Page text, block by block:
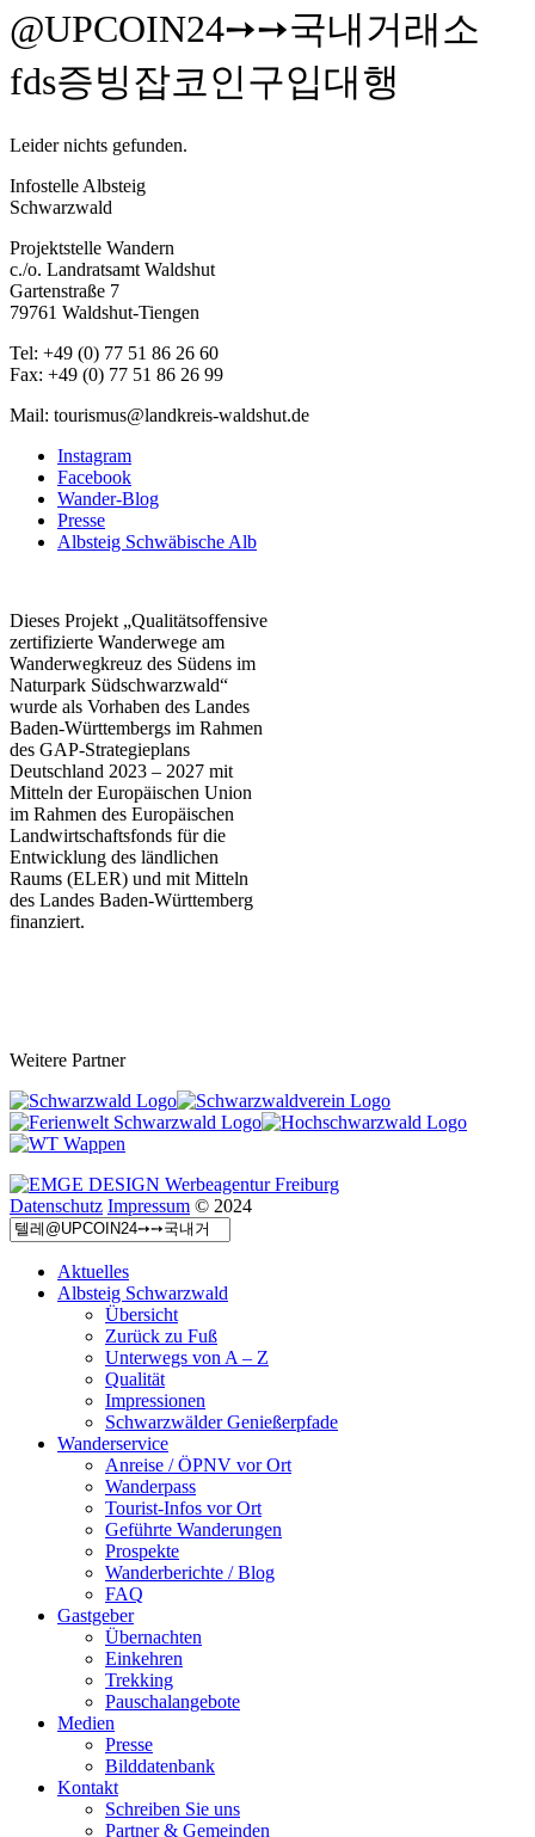
@UPCOIN24➙➙국내거래소
fds증빙잡코인구입대행
Leider nichts gefunden.
Infostelle Albsteig
Schwarzwald
Projektstelle Wandern
c./o. Landratsamt Waldshut
Gartenstraße 7
79761 Waldshut-Tiengen
Tel: +49 (0) 77 51 86 26 60
Fax: +49 (0) 77 51 86 26 99
Mail: tourismus@landkreis-waldshut.de
Instagram
Facebook
Wander-Blog
Presse
Albsteig Schwäbische Alb
Dieses Projekt „Qualitätsoffensive
zertifizierte Wanderwege am
Wanderwegkreuz des Südens im
Naturpark Südschwarzwald“
wurde als Vorhaben des Landes
Baden-Württembergs im Rahmen
des GAP-Strategieplans
Deutschland 2023 – 2027 mit
Mitteln der Europäischen Union
im Rahmen des Europäischen
Landwirtschaftsfonds für die
Entwicklung des ländlichen
Raums (ELER) und mit Mitteln
des Landes Baden-Württemberg
finanziert.
Weitere Partner
Datenschutz Impressum © 2024
Aktuelles
Albsteig Schwarzwald
Übersicht
Zurück zu Fuß
Unterwegs von A – Z
Qualität
Impressionen
Schwarzwälder Genießerpfade
Wanderservice
Anreise / ÖPNV vor Ort
Wanderpass
Tourist-Infos vor Ort
Geführte Wanderungen
Prospekte
Wanderberichte / Blog
FAQ
Gastgeber
Übernachten
Einkehren
Trekking
Pauschalangebote
Medien
Presse
Bilddatenbank
Kontakt
Schreiben Sie uns
Partner & Gemeinden